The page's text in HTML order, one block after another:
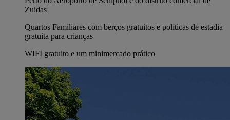
Zuidas
Quartos Familiares com berços gratuitos e políticas de estadia
gratuita para crianças
WIFI gratuito e um minimercado prático